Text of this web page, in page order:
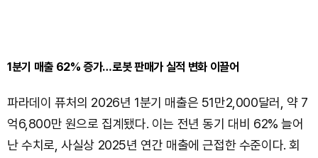
1분기 매출 62% 증가…로봇 판매가 실적 변화 이끌어
파라데이 퓨처의 2026년 1분기 매출은 51만2,000달러, 약 7
억6,800만 원으로 집계됐다. 이는 전년 동기 대비 62% 늘어
난 수치로, 사실상 2025년 연간 매출에 근접한 수준이다. 회